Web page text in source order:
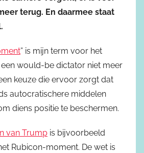
terug. En daarmee staat
” is mijn term voor het
would-be dictator niet meer
keuze die ervoor zorgt dat
autocratischere middelen
diens positie te beschermen.
van Trump is bijvoorbeeld
Rubicon-moment. De wet is